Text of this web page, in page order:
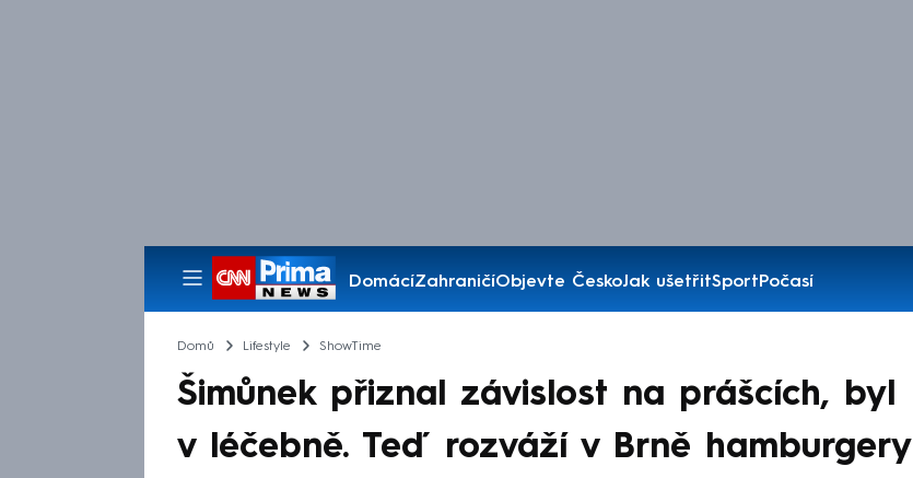
DomácíZahraničíObjevte ČeskoJak ušetřitSportPočasí
Pořady
Domů Lifestyle ShowTime
Šimůnek přiznal závislost na prášcích, byl
v léčebně. Teď rozváží v Brně hamburgery